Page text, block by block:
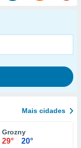
Mais cidades
Grozny
29° 20°